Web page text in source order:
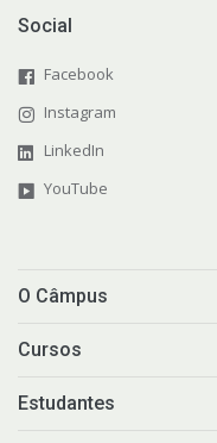
Social
Facebook
Instagram
LinkedIn
YouTube
O Câmpus
Cursos
Estudantes